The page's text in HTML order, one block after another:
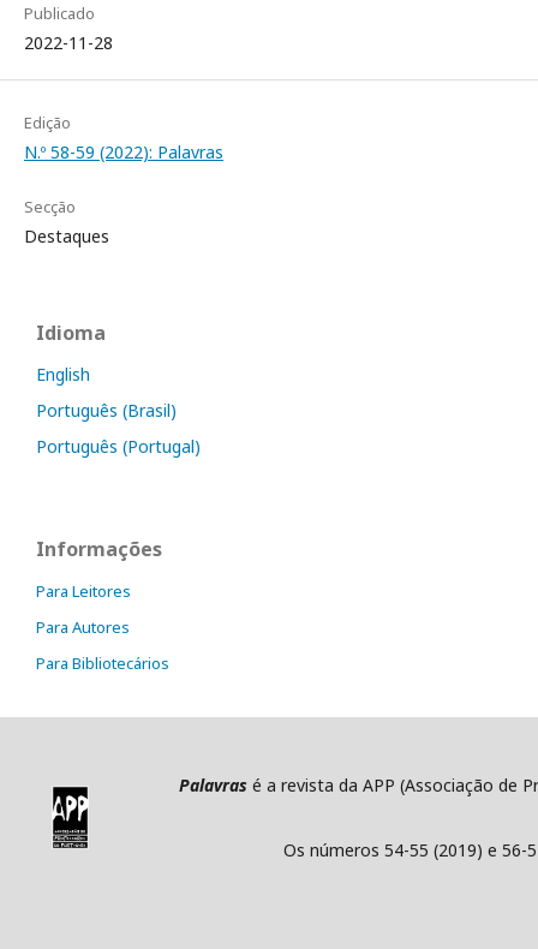
Publicado
2022-11-28
Edição
N.º 58-59 (2022): Palavras
Secção
Destaques
Idioma
English
Português (Brasil)
Português (Portugal)
Informações
Para Leitores
Para Autores
Para Bibliotecários
Palavras é a revista da APP (Associação de
Os números 54-55 (2019) e